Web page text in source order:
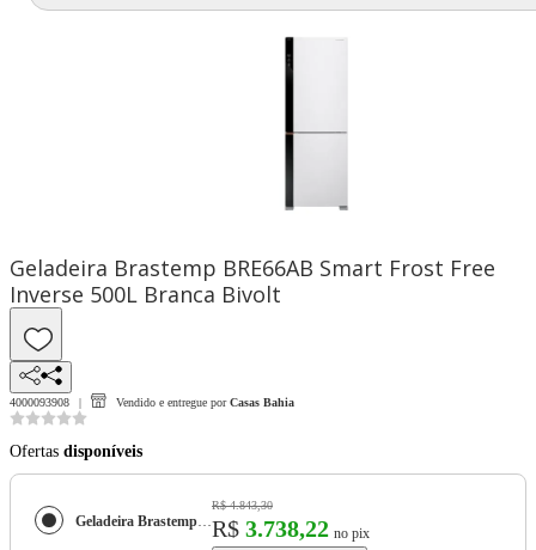
Geladeira Brastemp BRE66AB Smart Frost Free
Inverse 500L Branca Bivolt
4000093908 Vendido e entregue por Casas Bahia
Ofertas disponíveis
Geladeira Brastemp BRE66AB Smart Frost Free Inverse 500L Branca Bivolt
R$ 4.843,30
R$ 3.738,22 no pix